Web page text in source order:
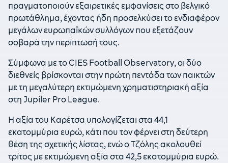
πραγματοποιούν εξαιρετικές εμφανίσεις στο βελγικό
πρωτάθλημα, έχοντας ήδη προσελκύσει το ενδιαφέρον
μεγάλων ευρωπαϊκών συλλόγων που εξετάζουν
σοβαρά την περίπτωσή τους.
Σύμφωνα με το CIES Football Observatory, οι δύο
διεθνείς βρίσκονται στην πρώτη πεντάδα των παικτών
με τη μεγαλύτερη εκτιμώμενη χρηματιστηριακή αξία
στη Jupiler Pro League.
Η αξία του Καρέτσα υπολογίζεται στα 44,1
εκατομμύρια ευρώ, κάτι που τον φέρνει στη δεύτερη
θέση της σχετικής λίστας, ενώ ο Τζόλης ακολουθεί
τρίτος με εκτιμώμενη αξία στα 42,5 εκατομμύρια ευρώ.